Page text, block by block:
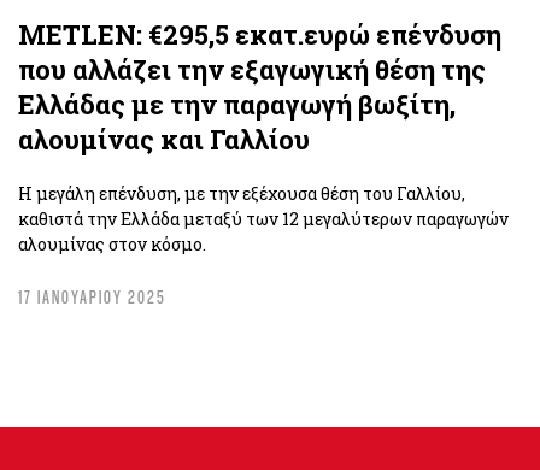
METLEN: €295,5 εκατ.ευρώ επένδυση
που αλλάζει την εξαγωγική θέση της
Ελλάδας με την παραγωγή βωξίτη,
αλουμίνας και Γαλλίου
Η μεγάλη επένδυση, με την εξέχουσα θέση του Γαλλίου,
καθιστά την Ελλάδα μεταξύ των 12 μεγαλύτερων παραγωγών
αλουμίνας στον κόσμο.
17 ΙΑΝΟΥΑΡΙΟΥ 2025